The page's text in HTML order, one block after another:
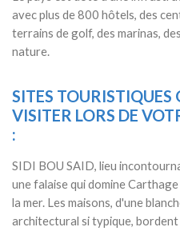
avec plus de 800 hôtels, des
terrains de golf, des marinas,
nature.
SITES TOURISTIQUES
VISITER LORS DE
:
SIDI BOU SAID, lieu
une falaise qui domine
la mer. Les maisons, d'une
architectural si typique,